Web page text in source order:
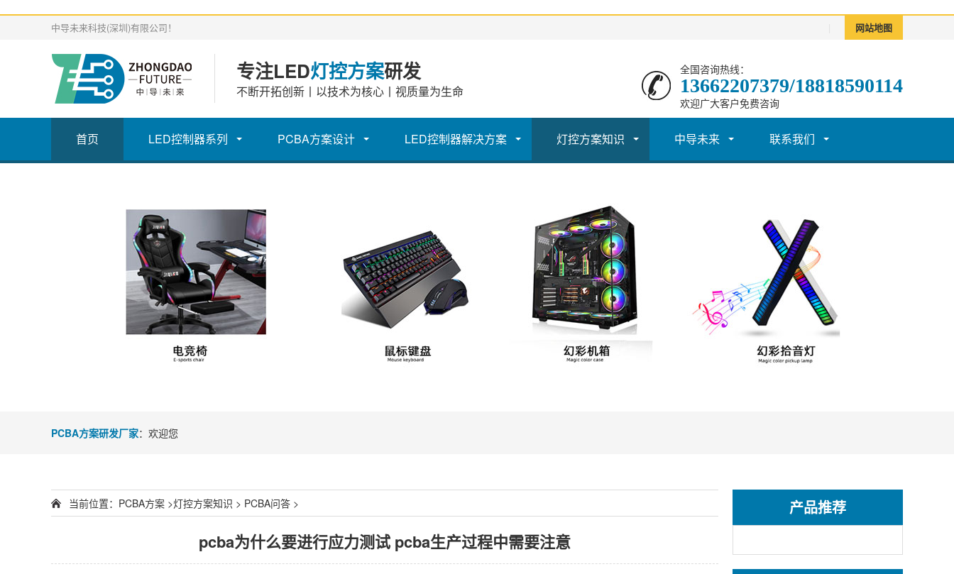
网站地图
中导未来科技(深圳)有限公司！
专注LED灯控方案研发
不断开拓创新丨以技术为核心丨视质量为生命
全国咨询热线：
13662207379/18818590114
欢迎广大客户免费咨询
首页 LED控制器系列 PCBA方案设计 LED控制器解决方案 灯控方案知识 中导未来 联系我们
PCBA方案研发厂家：欢迎您
产品推荐
当前位置： PCBA方案 >灯控方案知识 > PCBA问答 >
pcba为什么要进行应力测试 pcba生产过程中需要注意